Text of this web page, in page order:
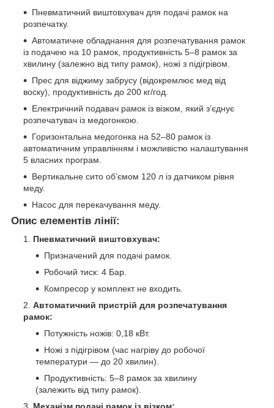
Пневматичний виштовхувач для подачі рамок на
розпечатку.
Автоматичне обладнання для розпечатування рамок
із подачею на 10 рамок, продуктивність 5–8 рамок за
хвилину (залежно від типу рамок), ножі з підігрівом.
Прес для віджиму забрусу (відокремлює мед від
воску), продуктивність до 200 кг/год.
Електричний подавач рамок із візком, який з’єднує
розпечатувач із медогонкою.
Горизонтальна медогонка на 52–80 рамок із
автоматичним управлінням і можливістю налаштування
5 власних програм.
Вертикальне сито об’ємом 120 л із датчиком рівня
меду.
Насос для перекачування меду.
Опис елементів лінії:
Пневматичний виштовхувач:
Призначений для подачі рамок.
Робочий тиск: 4 Бар.
Компресор у комплект не входить.
Автоматичний пристрій для розпечатування
рамок:
Потужність ножів: 0,18 кВт.
Ножі з підігрівом (час нагріву до робочої
температури — до 20 хвилин).
Продуктивність: 5–8 рамок за хвилину
(залежить від типу рамок).